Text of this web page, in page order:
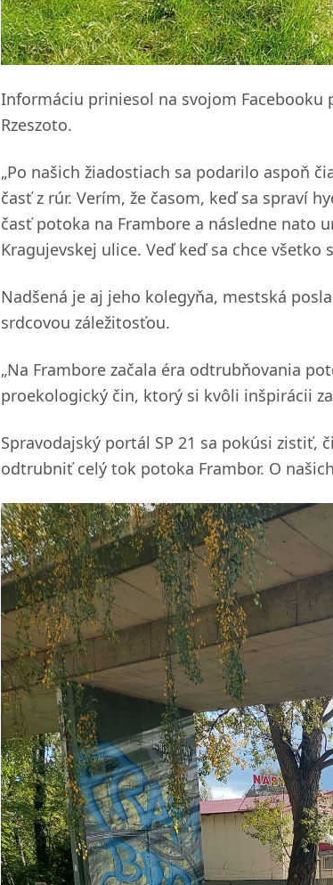
Informáciu priniesol na svojom Facebooku
Rzeszoto.
„Po našich žiadostiach sa podarilo aspoň
časť z rúr. Verím, že časom, keď sa spraví
časť potoka na Frambore a následne nato
Kragujevskej ulice. Veď keď sa chce všetko
Nadšená je aj jeho kolegyňa, mestská
srdcovou záležitosťou.
„Na Frambore začala éra odtrubňovania
proekologický čin, ktorý si kvôli inšpirácii
Spravodajský portál SP 21 sa pokúsi zistiť,
odtrubniť celý tok potoka Frambor. O